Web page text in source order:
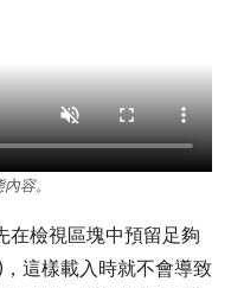
容。
在檢視區塊中預留足夠
這樣載入時就不會導致